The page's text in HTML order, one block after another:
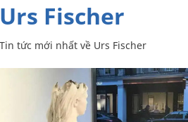
Urs Fischer
Tin tức mới nhất về Urs Fischer